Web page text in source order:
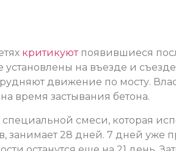
критикуютпоявившиеся
установлены на въезде и
движение по мосту.
время застывания бетона.
смеси, которая
28 дней. 7 дней уже